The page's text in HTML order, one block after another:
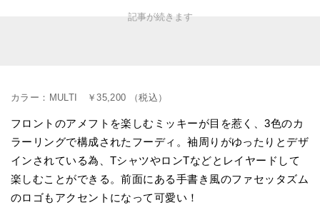
カラー：MULTI ￥35,200 （税込）
フロントのアメフトを楽しむミッキーが目を惹く、3色のカ
ラーリングで構成されたフーディ。袖周りがゆったりとデザ
インされている為、TシャツやロンTなどとレイヤードして
楽しむことができる。前面にある手書き風のファセッタズム
のロゴもアクセントになって可愛い！